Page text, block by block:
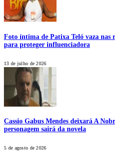
Foto íntima de Patixa Teló vaza nas
para proteger influenciadora
13 de julho de 2026
Cassio Gabus Mendes deixará A
personagem sairá da novela
5 de agosto de 2026